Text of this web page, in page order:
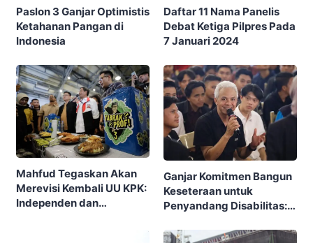
Paslon 3 Ganjar Optimistis
Ketahanan Pangan di
Indonesia
Daftar 11 Nama Panelis
Debat Ketiga Pilpres Pada
7 Januari 2024
Mahfud Tegaskan Akan
Merevisi Kembali UU KPK:
Independen dan
Ganjar Komitmen Bangun
Keseteraan untuk
Penyandang Disabilitas:
Lebih Inklusi